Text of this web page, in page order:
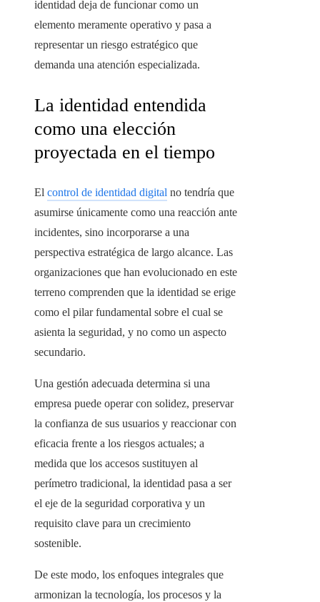
identidad deja de funcionar como un
elemento meramente operativo y pasa a
representar un riesgo estratégico que
demanda una atención especializada.
La identidad entendida
como una elección
proyectada en el tiempo
El control de identidad digital no tendría que
asumirse únicamente como una reacción ante
incidentes, sino incorporarse a una
perspectiva estratégica de largo alcance. Las
organizaciones que han evolucionado en este
terreno comprenden que la identidad se erige
como el pilar fundamental sobre el cual se
asienta la seguridad, y no como un aspecto
secundario.
Una gestión adecuada determina si una
empresa puede operar con solidez, preservar
la confianza de sus usuarios y reaccionar con
eficacia frente a los riesgos actuales; a
medida que los accesos sustituyen al
perímetro tradicional, la identidad pasa a ser
el eje de la seguridad corporativa y un
requisito clave para un crecimiento
sostenible.
De este modo, los enfoques integrales que
armonizan la tecnología, los procesos y la